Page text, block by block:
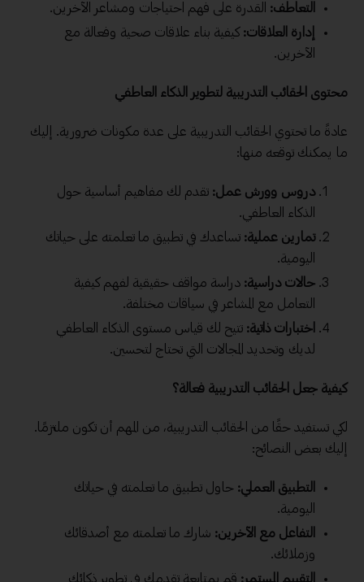
التعاطف: القدرة على فهم احتياجات ومشاعر الآخرين.
إدارة العلاقات: كيفية بناء علاقات صحية وفعالة مع
الآخرين.
محتوى الحقائب التدريبية لتطوير الذكاء العاطفي
عادةً ما تحتوي الحقائب التدريبية على عدة مكونات ضرورية. إليك
ما يمكنك توقعه منها:
دروس وورش عمل: تقدم لك مفاهيم أساسية حول
الذكاء العاطفي.
تمارين عملية: تساعدك في تطبيق ما تعلمته على حياتك
اليومية.
حالات دراسية: دراسة مواقف حقيقية لفهم كيفية
التعامل مع المشاعر في سياقات مختلفة.
اختبارات ذاتية: تتيح لك قياس مستوى الذكاء العاطفي
لديك وتحديد المجالات التي تحتاج لتحسين.
كيفية جعل الحقائب التدريبية فعالة؟
لكي تستفيد حقًا من الحقائب التدريبية، من المهم أن تكون ملتزمًا.
إليك بعض النصائح:
التطبيق العملي: حاول تطبيق ما تعلمته في حياتك
اليومية.
التفاعل مع الآخرين: شارك ما تعلمته مع أصدقائك
وزملائك.
التقييم المستمر: قم بمتابعة تقدمك في تطوير ذكائك